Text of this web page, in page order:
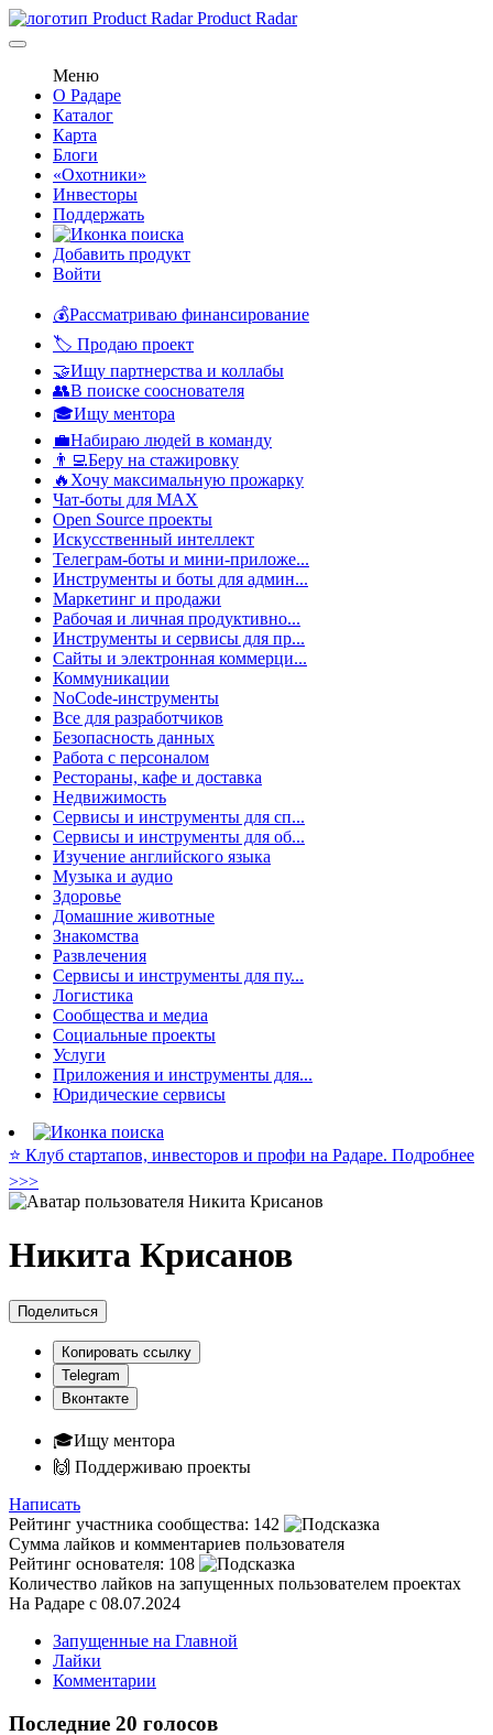
Product Radar
Меню
О Радаре
Каталог
Карта
Блоги
«Охотники»
Инвесторы
Поддержать
Добавить продукт
Войти
💰Рассматриваю финансирование
🏷️ Продаю проект
🤝Ищу партнерства и коллабы
👥В поиске сооснователя
🎓Ищу ментора
💼Набираю людей в команду
👨‍💻Беру на стажировку
🔥Хочу максимальную прожарку
Чат-боты для MAX
Open Source проекты
Искусственный интеллект
Телеграм-боты и мини-приложе...
Инструменты и боты для админ...
Маркетинг и продажи
Рабочая и личная продуктивно...
Инструменты и сервисы для пр...
Сайты и электронная коммерци...
Коммуникации
NoCode-инструменты
Все для разработчиков
Безопасность данных
Работа с персоналом
Рестораны, кафе и доставка
Недвижимость
Сервисы и инструменты для сп...
Сервисы и инструменты для об...
Изучение английского языка
Музыка и аудио
Здоровье
Домашние животные
Знакомства
Развлечения
Сервисы и инструменты для пу...
Логистика
Сообщества и медиа
Социальные проекты
Услуги
Приложения и инструменты для...
Юридические сервисы
⭐️ Клуб стартапов, инвесторов и профи на Радаре. Подробнее
>>>
Никита Крисанов
Поделиться
Копировать ссылку
Telegram
Вконтакте
🎓Ищу ментора
🙌 Поддерживаю проекты
Написать
Рейтинг участника сообщества: 142
Сумма лайков и комментариев пользователя
Рейтинг основателя: 108
Количество лайков на запущенных пользователем проектах
На Радаре с 08.07.2024
Запущенные на Главной
Лайки
Комментарии
Последние 20 голосов